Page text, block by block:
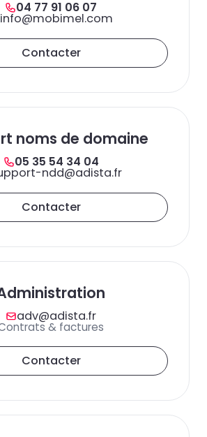
04 77 91 06 07
info@mobimel.com
Contacter
noms de domaine
05 35 54 34 04
ndd@adista.fr
Contacter
adv@adista.fr
& factures
Contacter